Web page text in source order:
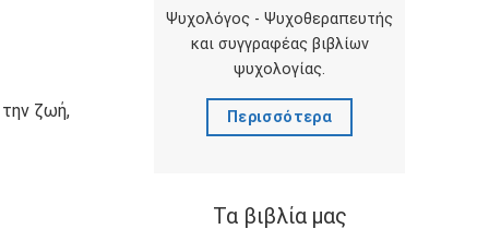
την ζωή,
Ψυχολόγος - Ψυχοθεραπευτής
και συγγραφέας βιβλίων
ψυχολογίας.
Περισσότερα
Τα βιβλία μας